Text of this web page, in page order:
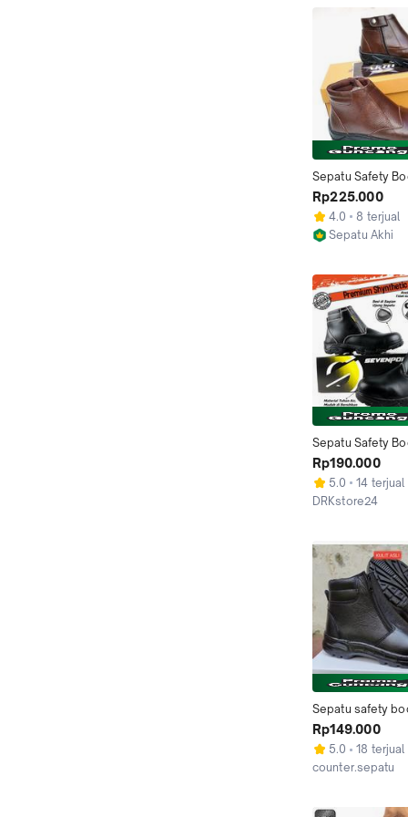
Sepatu Safety
Akhi Jaminan Kulit
Resleting Ujung
Sepatu Kerja
Rp225.000
4.0
8 terjual
Sepatu Akhi
Sepatu Safety
Original savty
Septi Resleting
Rp190.000
5.0
14 terjual
DRKstore24
Sepatu safety
resleting full kulit
sepatu ujung besi
Karet Shoes
Rp149.000
5.0
18 terjual
counter.sepatu